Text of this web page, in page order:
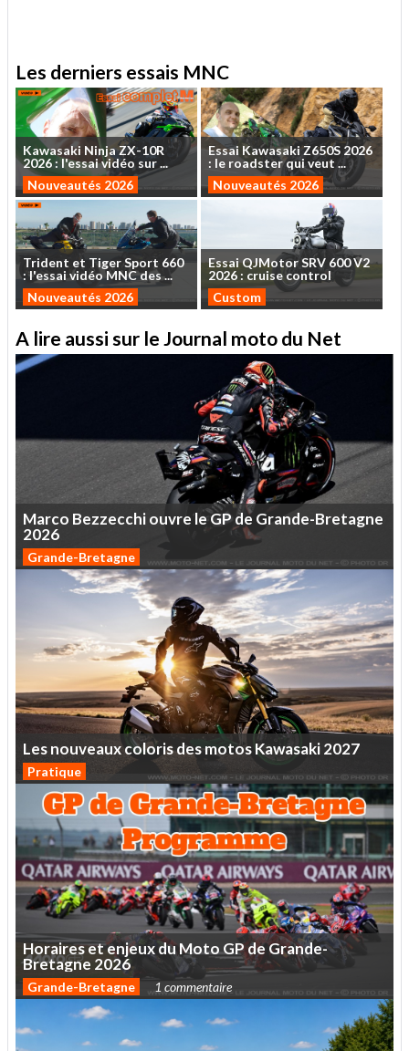
Les derniers essais MNC
Kawasaki NinjaZX-10R
2026: l'essaividéo sur...
Nouveautés 2026
Essai Kawasaki Z650S 2026
: le roadsterquiveut ...
Nouveautés 2026
Trident et TigerSport 660
: l'essaividéo MNCdes...
Nouveautés 2026
EssaiQJMotorSRV 600V2
2026 : cruise control
Custom
A lire aussi sur le Journal moto du Net
Marco Bezzecchiouvre leGPde Grande-Bretagne
2026
Grande-Bretagne
LesnouveauxcolorisdesmotosKawasaki2027
Pratique
HorairesetenjeuxduMotoGPdeGrande-
Bretagne 2026
Grande-Bretagne 1 commentaire